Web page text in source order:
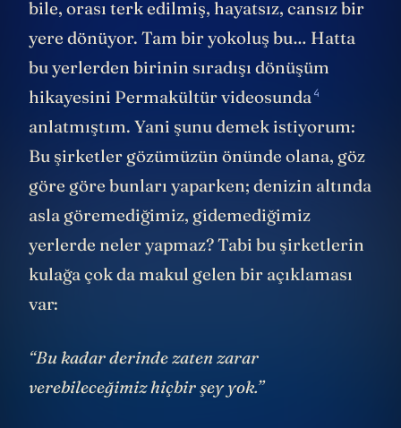
bile, orası terk edilmiş, hayatsız, cansız bir
yere dönüyor. Tam bir yokoluş bu… Hatta
bu yerlerden birinin sıradışı dönüşüm
hikayesini Permakültür videosunda4
anlatmıştım. Yani şunu demek istiyorum:
Bu şirketler gözümüzün önünde olana, göz
göre göre bunları yaparken; denizin altında
asla göremediğimiz, gidemediğimiz
yerlerde neler yapmaz? Tabi bu şirketlerin
kulağa çok da makul gelen bir açıklaması
var:
“Bu kadar derinde zaten zarar
verebileceğimiz hiçbir şey yok.”